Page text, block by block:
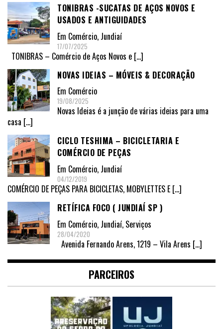
TONIBRAS -SUCATAS DE AÇOS NOVOS E
USADOS E ANTIGUIDADES
Em Comércio, Jundiaí
17/07/2025
TONIBRAS – Comércio de Aços Novos e […]
NOVAS IDEIAS – MÓVEIS & DECORAÇÃO
Em Comércio
19/08/2025
Novas Ideias é a junção de várias ideias para uma
casa […]
CICLO TESHIMA – BICICLETARIA E
COMÉRCIO DE PEÇAS
Em Comércio, Jundiaí
04/12/2019
COMÉRCIO DE PEÇAS PARA BICICLETAS, MOBYLETTES E […]
RETÍFICA FOCO ( JUNDIAÍ SP )
Em Comércio, Jundiaí, Serviços
28/04/2020
Avenida Fernando Arens, 1219 – Vila Arens […]
PARCEIROS